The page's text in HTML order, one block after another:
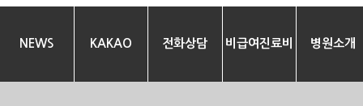
NEWS KAKAO 전화상담 비급여진료비 병원소개